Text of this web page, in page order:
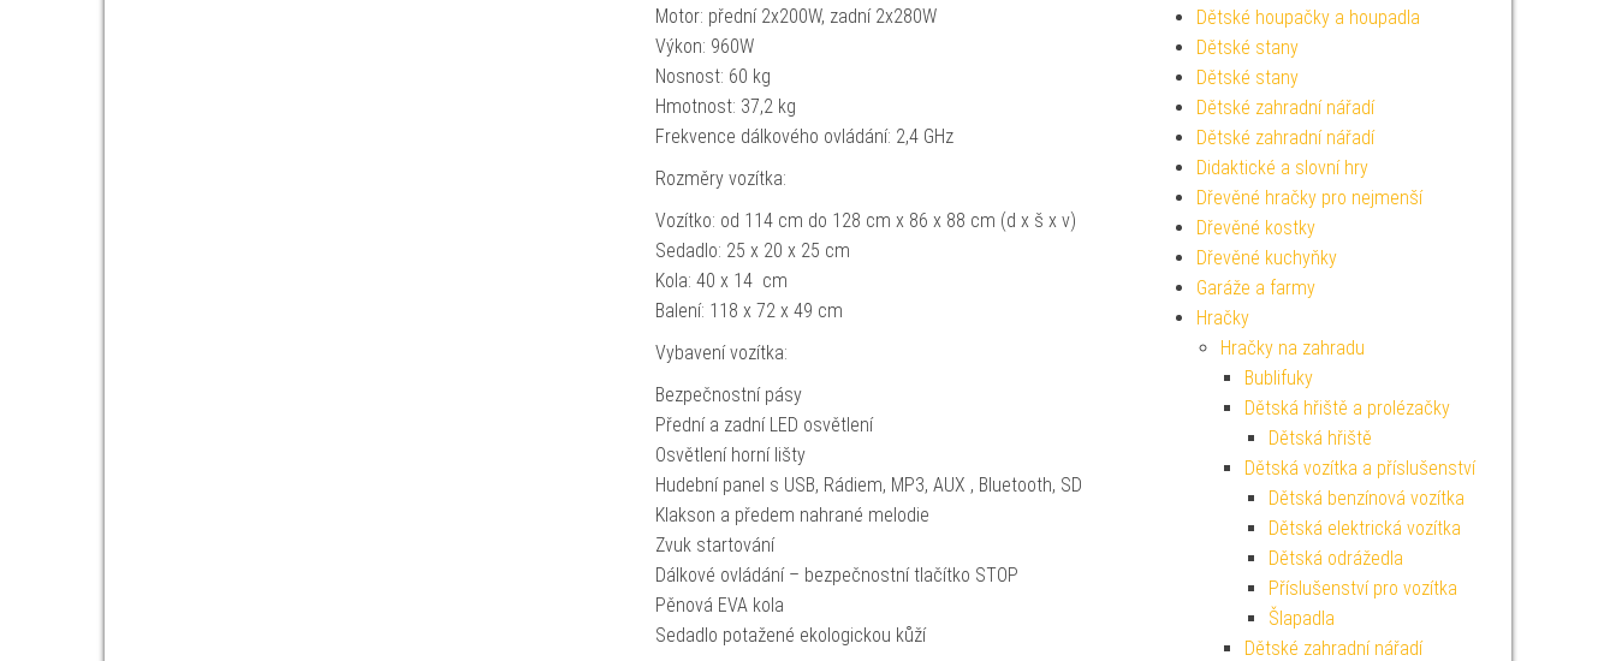
Motor: přední 2x200W, zadní 2x280W
Výkon: 960W
Nosnost: 60 kg
Hmotnost: 37,2 kg
Frekvence dálkového ovládání: 2,4 GHz
Rozměry vozítka:
Vozítko: od 114 cm do 128 cm x 86 x 88 cm (d x š x v)
Sedadlo: 25 x 20 x 25 cm
Kola: 40 x 14 cm
Balení: 118 x 72 x 49 cm
Vybavení vozítka:
Bezpečnostní pásy
Přední a zadní LED osvětlení
Osvětlení horní lišty
Hudební panel s USB, Rádiem, MP3, AUX , Bluetooth, SD
Klakson a předem nahrané melodie
Zvuk startování
Dálkové ovládání – bezpečnostní tlačítko STOP
Pěnová EVA kola
Sedadlo potažené ekologickou kůží
Dětské houpačky a houpadla
Dětské stany
Dětské stany
Dětské zahradní nářadí
Dětské zahradní nářadí
Didaktické a slovní hry
Dřevěné hračky pro nejmenší
Dřevěné kostky
Dřevěné kuchyňky
Garáže a farmy
Hračky
Hračky na zahradu
Bublifuky
Dětská hřiště a prolézačky
Dětská hřiště
Dětská vozítka a příslušenství
Dětská benzínová vozítka
Dětská elektrická vozítka
Dětská odrážedla
Příslušenství pro vozítka
Šlapadla
Dětské zahradní nářadí